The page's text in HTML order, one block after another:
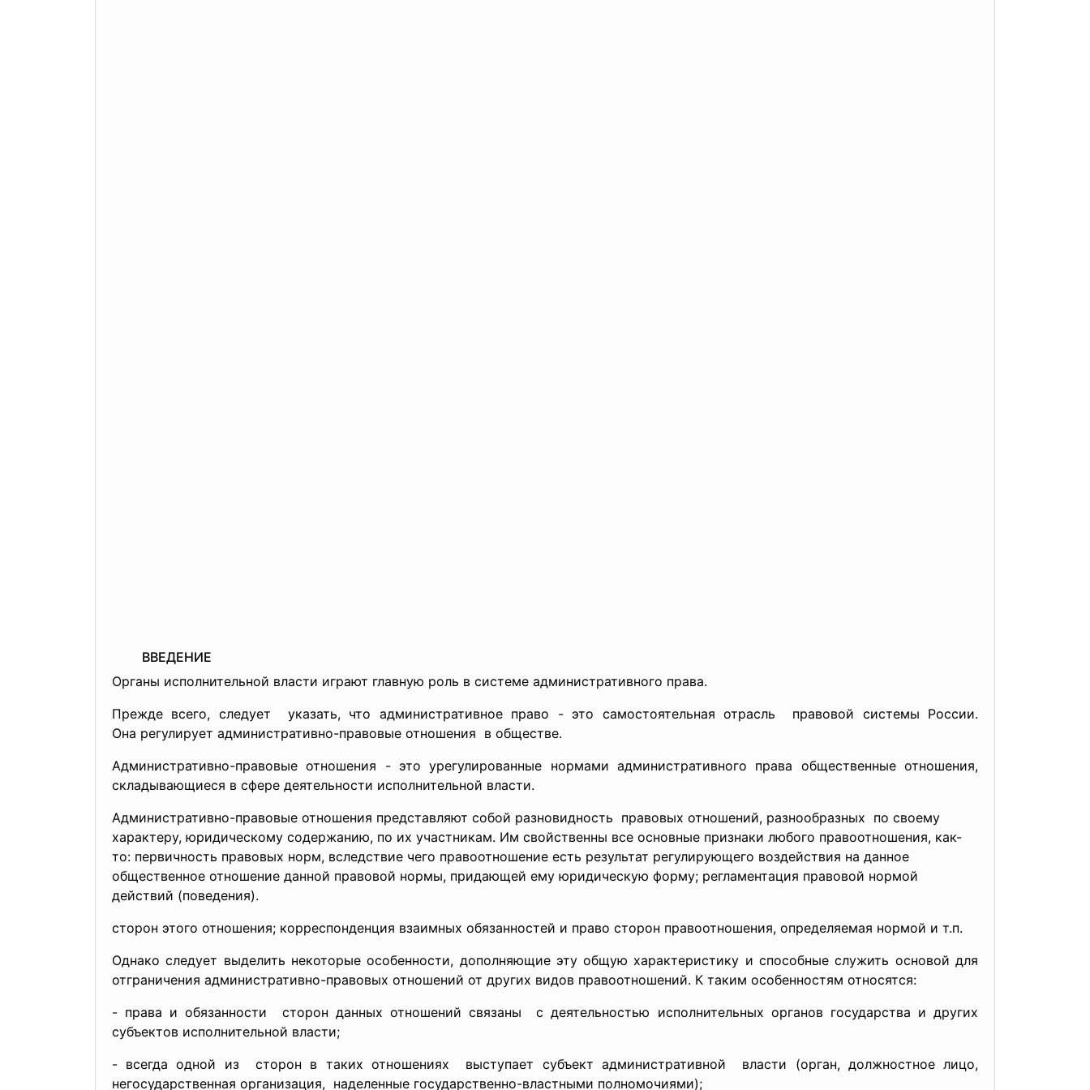
ВВЕДЕНИЕ
Органы исполнительной власти играют главную роль в системе административного права.
Прежде всего, следует указать, что административное право - это самостоятельная отрасль правовой системы России.
Она регулирует административно-правовые отношения в обществе.
Административно-правовые отношения - это урегулированные нормами административного права общественные отношения,
складывающиеся в сфере деятельности исполнительной власти.
Административно-правовые отношения представляют собой разновидность правовых отношений, разнообразных по своему
характеру, юридическому содержанию, по их участникам. Им свойственны все основные признаки любого правоотношения, как-
то: первичность правовых норм, вследствие чего правоотношение есть результат регулирующего воздействия на данное
общественное отношение данной правовой нормы, придающей ему юридическую форму; регламентация правовой нормой
действий (поведения).
сторон этого отношения; корреспонденция взаимных обязанностей и право сторон правоотношения, определяемая нормой и т.п.
Однако следует выделить некоторые особенности, дополняющие эту общую характеристику и способные служить основой для
отграничения административно-правовых отношений от других видов правоотношений. К таким особенностям относятся:
- права и обязанности сторон данных отношений связаны с деятельностью исполнительных органов государства и других
субъектов исполнительной власти;
- всегда одной из сторон в таких отношениях выступает субъект административной власти (орган, должностное лицо,
негосударственная организация, наделенные государственно-властными полномочиями);